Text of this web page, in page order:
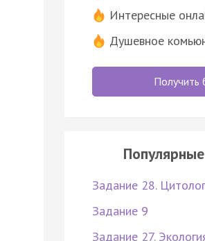
Интересные
Душевное
Получить
Задание 28.
Задание 9
Задание 27.